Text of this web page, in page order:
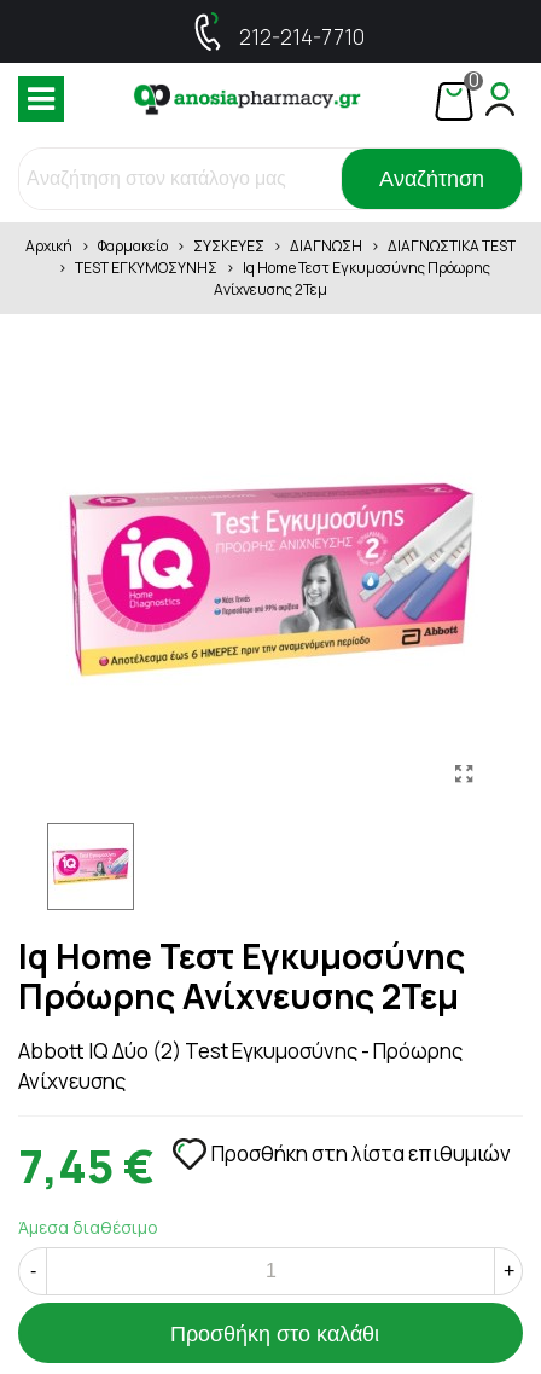
212-214-7710
0
Αναζήτηση
Αρχική > Φαρμακείο > ΣΥΣΚΕΥΕΣ > ΔΙΑΓΝΩΣΗ > ΔΙΑΓΝΩΣΤΙΚΑ TEST
> TEST ΕΓΚΥΜΟΣΥΝΗΣ > Iq Home Τεστ Εγκυμοσύνης Πρόωρης
Ανίχνευσης 2Τεμ
Iq Home Τεστ Εγκυμοσύνης
Πρόωρης Ανίχνευσης 2Τεμ
Abbott IQ Δύο (2) Test Εγκυμοσύνης - Πρόωρης
Ανίχνευσης
7,45 € Προσθήκη στη λίστα επιθυμιών
Άμεσα διαθέσιμο
- +
Προσθήκη στο καλάθι